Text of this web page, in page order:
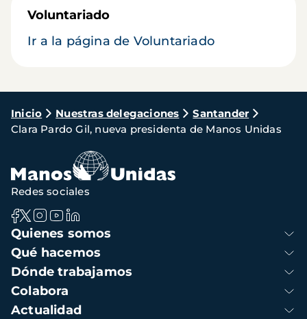
Voluntariado
Ir a la página de Voluntariado
Ruta
de
navegación
Inicio Nuestras delegaciones
Santander
Clara Pardo Gil, nueva presidenta de Manos Unidas
Navegación
principal
Quienes somos
Qué hacemos
Dónde trabajamos
Colabora
Actualidad
Redes sociales